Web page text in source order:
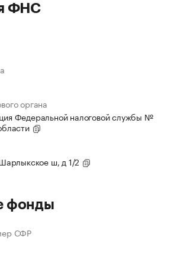
ФНС
органа
Федеральной налоговой службы №
ш, д 1/2
фонды
СФР